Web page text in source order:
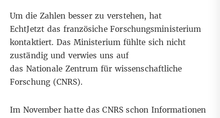
Um die Zahlen besser zu verstehen, hat
EchtJetzt das französiche Forschungsministerium
kontaktiert. Das Ministerium fühlte sich nicht
zuständig und verwies uns auf
das Nationale Zentrum für wissenschaftliche
Forschung (CNRS).
Im November hatte das CNRS schon Informationen